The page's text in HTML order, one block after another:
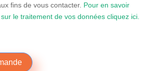
fins de vous contacter. Pour en savoir
le traitement de vos données cliquez ici.